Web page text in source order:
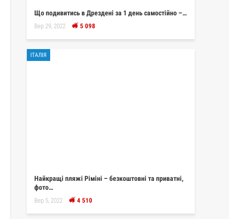
Що подивитись в Дрездені за 1 день самостійно –…
Вер 29, 2022 5 098
ІТАЛІЯ
Найкращі пляжі Ріміні – безкоштовні та приватні,
фото…
Вер 5, 2022 4 510